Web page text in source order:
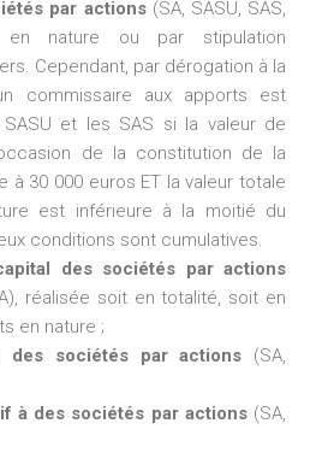
par actions(SA, SASU, SAS,
nature ou par stipulation
Cependant, par dérogation à la
commissaire aux apports est
et les SAS si la valeur de
de la constitution de la
à 30 000 euros ET la valeur totale
est inférieure à la moitié du
conditions sont cumulatives.
des sociétés par actions
réalisée soit en totalité, soit en
en nature ;
des sociétés par actions (SA,
à des sociétés par actions(SA,